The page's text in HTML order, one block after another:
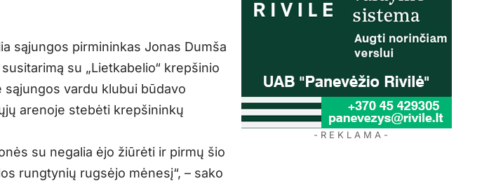
sąjungos pirmininkas Jonas Dumša
su „Lietkabelio“ krepšinio
vardu klubui būdavo
arenoje stebėti krepšininkų
su negalia ėjo žiūrėti ir pirmų šio
rungtynių rugsėjo mėnesį“, – sako
- R E K L A M A -